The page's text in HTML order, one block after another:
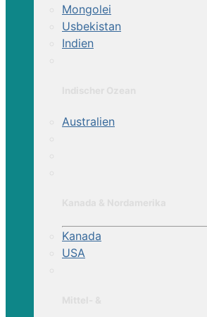
Mongolei
Usbekistan
Indien
Australien
Kanada
USA